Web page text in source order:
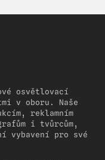
osvětlovací
v oboru. Naše
reklamním
i tvůrcům,
vybavení pro své